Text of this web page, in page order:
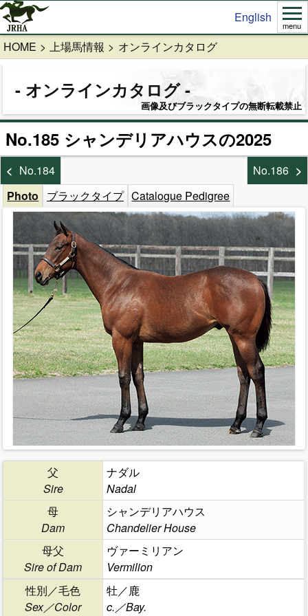
English
menu
HOME 上場馬情報 オンラインカタログ
オンラインカタログ
画像及びブラックタイプの無断転載禁止
No.185 シャンデリアハウスの2025
No.184
No.186
Photo
ブラックタイプ Catalogue Pedigree
父
Sire
ナダル
Nadal
母
Dam
シャンデリアハウス
Chandelier House
母父
Sire of Dam
ヴァーミリアン
Vermilion
性別／毛色
Sex／Color
牡／鹿
c.／Bay.